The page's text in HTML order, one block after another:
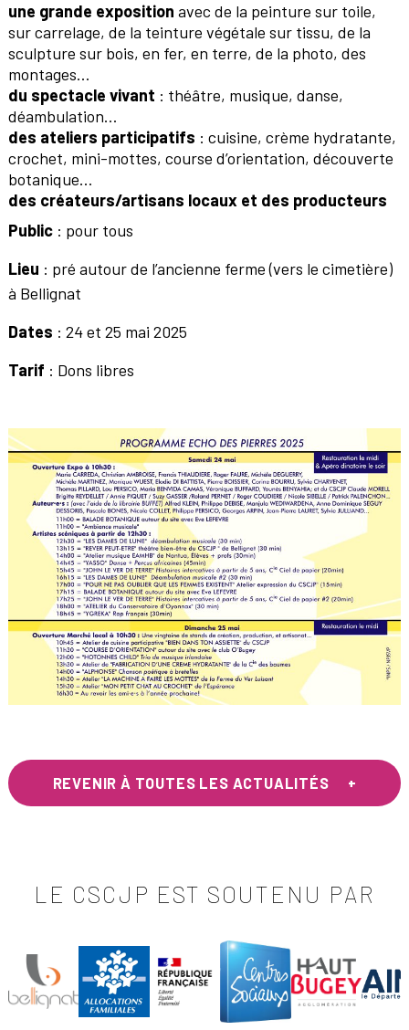
une grande exposition avec de la peinture sur toile,
sur carrelage, de la teinture végétale sur tissu, de la
sculpture sur bois, en fer, en terre, de la photo, des
montages…
du spectacle vivant : théâtre, musique, danse,
déambulation…
des ateliers participatifs : cuisine, crème hydratante,
crochet, mini-mottes, course d’orientation, découverte
botanique…
des créateurs/artisans locaux et des producteurs
Public: pour tous
Lieu : pré autour de l’ancienne ferme (vers le cimetière)
à Bellignat
Dates : 24 et 25 mai 2025
Tarif : Dons libres
REVENIR À TOUTES LES ACTUALITÉS
LE CSCJP EST SOUTENU PAR